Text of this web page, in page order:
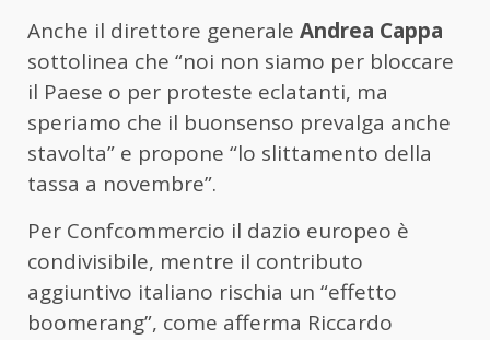
Anche il direttore generale Andrea Cappa
sottolinea che “noi non siamo per bloccare
il Paese o per proteste eclatanti, ma
speriamo che il buonsenso prevalga anche
stavolta” e propone “lo slittamento della
tassa a novembre”.
Per Confcommercio il dazio europeo è
condivisibile, mentre il contributo
aggiuntivo italiano rischia un “effetto
boomerang”, come afferma Riccardo